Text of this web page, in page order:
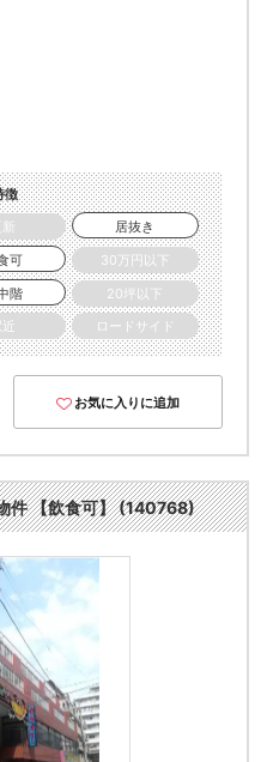
徴
居抜き
可
30万円以下
階
20坪以下
ロードサイド
お気に入りに追加
件 【飲食可】 (140768)